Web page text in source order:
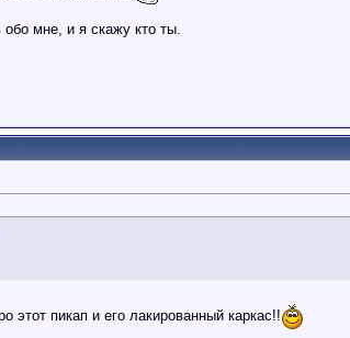
мне, и я скажу кто ты.
этот пикап и его лакированный каркас!!